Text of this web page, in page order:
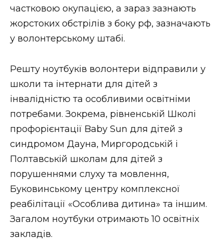
частковою окупацією, а зараз зазнають
жорстоких обстрілів з боку рф, зазначають
у волонтерському штабі.
Решту ноутбуків волонтери відправили у
школи та інтернати для дітей з
інвалідністю та особливими освітніми
потребами. Зокрема, рівненській Школі
профорієнтації Baby Sun для дітей з
синдромом Дауна, Миргородській і
Полтавській школам для дітей з
порушеннями слуху та мовлення,
Буковинському центру комплексної
реабілітації «Особлива дитина» та іншим.
Загалом ноутбуки отримають 10 освітніх
закладів.